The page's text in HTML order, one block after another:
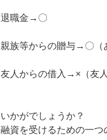
退職金→〇
親族等からの贈与→〇（
友人からの借入→×（友
いかがでしょうか？
融資を受けるための一つ